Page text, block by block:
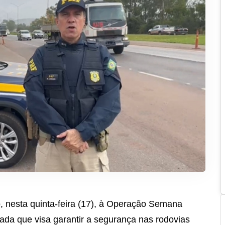
quinta-feira (17), à Operação Semana
que visa garantir a segurança nas rodovias